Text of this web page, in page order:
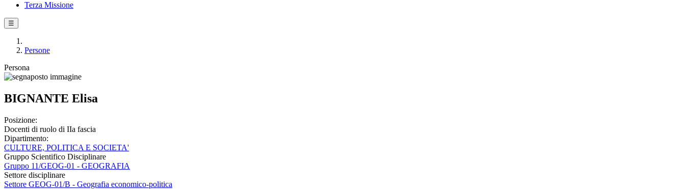
Terza Missione
☰
Persone
Persona
BIGNANTE Elisa
Posizione:
Docenti di ruolo di IIa fascia
Dipartimento:
CULTURE, POLITICA E SOCIETA'
Gruppo Scientifico Disciplinare
Gruppo 11/GEOG-01 - GEOGRAFIA
Settore disciplinare
Settore GEOG-01/B - Geografia economico-politica